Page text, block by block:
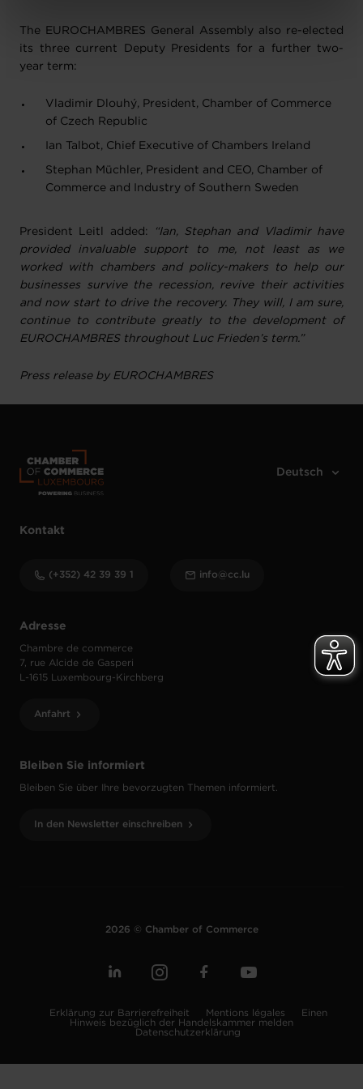
protection des données personnelles.
The EUROCHAMBRES General Assembly also re-elected
its three current Deputy Presidents for a further two-
year term:
Vladimir Dlouhý, President, Chamber of Commerce
of Czech Republic
Ian Talbot, Chief Executive of Chambers Ireland
Stephan Müchler, President and CEO, Chamber of
Commerce and Industry of Southern Sweden
President Leitl added:
“Ian, Stephan and Vladimir have
provided invaluable support to me, not least as we
worked with chambers and policy-makers to help our
businesses survive the recession, revive their activities
and now start to drive the recovery. They will, I am sure,
continue to contribute greatly to the development of
EUROCHAMBRES throughout Luc Frieden’s term.”
Press release by EUROCHAMBRES
Bleiben Sie informiert
Bleiben Sie über Ihre bevorzugten Themen informiert.
In den Newsletter einschreiben
Adresse
Chambre de commerce
7, rue Alcide de Gasperi
L-1615 Luxembourg-Kirchberg
Anfahrt
Kontakt
(+352) 42 39 39 1 info@cc.lu
2026 © Chamber of Commerce
Erklärung zur Barrierefreiheit Mentions légales
Einen
Hinweis bezüglich der Handelskammer melden
Datenschutzerklärung